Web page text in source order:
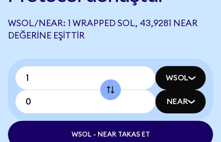
WSOL/NEAR: 1 WRAPPED SOL, 43,9281 NEAR
DEĞERINE EŞITTIR
WSOL
NEAR
WSOL - NEAR TAKAS ET